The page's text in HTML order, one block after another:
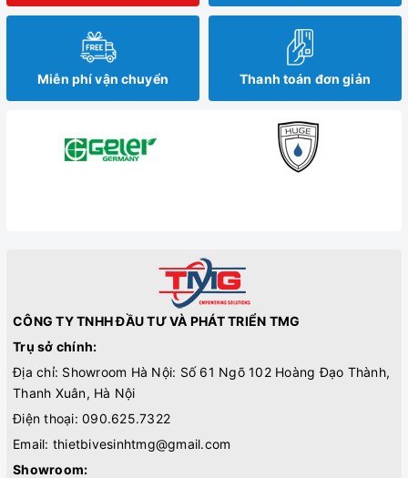
Miễn phí vận chuyển Thanh toán đơn giản
CÔNG TY TNHH ĐẦU TƯ VÀ PHÁT TRIỂN TMG
Trụ sở chính:
Địa chỉ: Showroom Hà Nội: Số 61 Ngõ 102 Hoàng Đạo Thành,
Thanh Xuân, Hà Nội
Điện thoại: 090.625.7322
Email: thietbivesinhtmg@gmail.com
Showroom: